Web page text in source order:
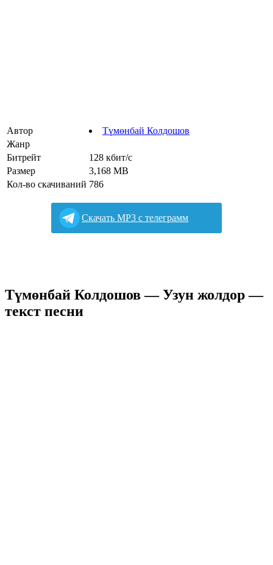
Автор
Түмөнбай Колдошов
Жанр
Битрейт
128 кбит/с
Размер
3,168 MB
Кол-во скачиваний 786
Cкачать MP3 с телеграмм
Түмөнбай Колдошов — Узун жолдор —
текст песни